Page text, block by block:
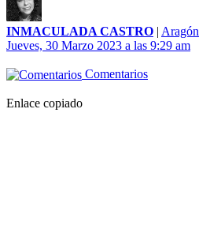
INMACULADA CASTRO | Aragón
Jueves, 30 Marzo 2023 a las 9:29 am
Comentarios
Enlace copiado